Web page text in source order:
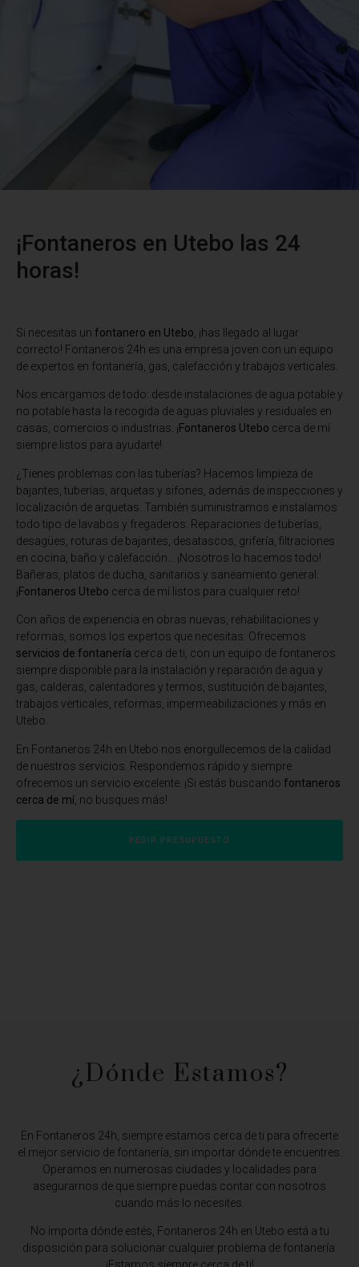
¡Fontaneros en Utebo las 24
horas!
Si necesitas un fontanero en Utebo , ¡has llegado al lugar
correcto! Fontaneros 24h es una empresa joven con un equipo
de expertos en fontanería, gas, calefacción y trabajos verticales.
Nos encargamos de todo: desde instalaciones de agua potable y
no potable hasta la recogida de aguas pluviales y residuales en
casas, comercios o industrias. ¡Fontaneros Utebo cerca de mí
siempre listos para ayudarte!
¿Tienes problemas con las tuberías? Hacemos limpieza de
bajantes, tuberías, arquetas y sifones, además de inspecciones y
localización de arquetas. También suministramos e instalamos
todo tipo de lavabos y fregaderos. Reparaciones de tuberías,
desagües, roturas de bajantes, desatascos, grifería, filtraciones
en cocina, baño y calefacción… ¡Nosotros lo hacemos todo!
Bañeras, platos de ducha, sanitarios y saneamiento general.
¡Fontaneros Utebo cerca de mí listos para cualquier reto!
Con años de experiencia en obras nuevas, rehabilitaciones y
reformas, somos los expertos que necesitas. Ofrecemos
servicios de fontanería cerca de ti, con un equipo de fontaneros
siempre disponible para la instalación y reparación de agua y
gas, calderas, calentadores y termos, sustitución de bajantes,
trabajos verticales, reformas, impermeabilizaciones y más en
Utebo.
En Fontaneros 24h en Utebo nos enorgullecemos de la calidad
de nuestros servicios. Respondemos rápido y siempre
ofrecemos un servicio excelente. ¡Si estás buscando fontaneros
cerca de mí , no busques más!
PEDIR PRESUPUESTO
¿Dónde Estamos?​
En Fontaneros 24h, siempre estamos cerca de ti para ofrecerte
el mejor servicio de fontanería, sin importar dónde te encuentres.
Operamos en numerosas ciudades y localidades para
asegurarnos de que siempre puedas contar con nosotros
cuando más lo necesites.
No importa dónde estés, Fontaneros 24h en Utebo está a tu
disposición para solucionar cualquier problema de fontanería.